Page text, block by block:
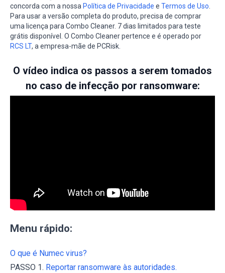
concorda com a nossa Política de Privacidade e Termos de Uso
Para usar a versão completa do produto, precisa de comprar
uma licença para Combo Cleaner. 7 dias limitados para teste
grátis disponível. O Combo Cleaner pertence e é operado por
RCS LT, a empresa-mãe de PCRisk.
O vídeo indica os passos a serem tomados
no caso de infecção por ransomware:
Menu rápido:
O que é Numec virus?
PASSO 1. Reportar ransomware às autoridades.